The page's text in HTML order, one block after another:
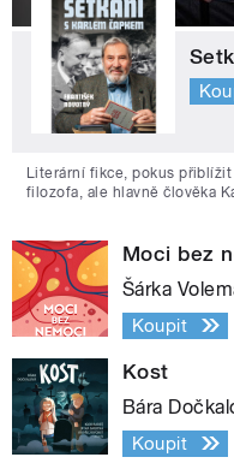
Literární fikce, pokus přiblížit
filozofa, ale hlavně člověka
Moci bez
Šárka
Koupit
Kost
Bára
Koupit